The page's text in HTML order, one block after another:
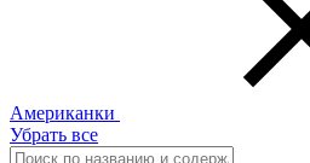
Американки
Убрать все